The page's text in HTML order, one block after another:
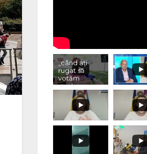
„când ați
rugat să
votăm
pentru voi,
ce ați
promis?"